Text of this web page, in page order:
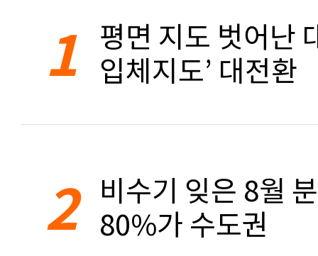
1 평면 지도 벗어난
입체지도’ 대전환
2 비수기 잊은 8월
80%가 수도권